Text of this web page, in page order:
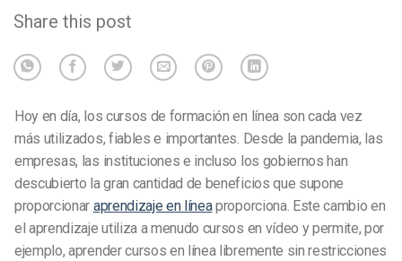
Share this post
Hoy en día, los cursos de formación en línea son cada vez
más utilizados, fiables e importantes. Desde la pandemia, las
empresas, las instituciones e incluso los gobiernos han
descubierto la gran cantidad de beneficios que supone
proporcionar aprendizaje en líneaproporciona. Este cambio en
el aprendizaje utiliza a menudo cursos en vídeo y permite, por
ejemplo, aprender cursos en línea libremente sin restricciones